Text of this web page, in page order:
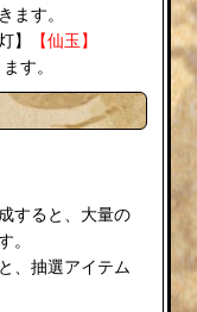
ます。
】
【仙玉】
す。
すると、大量の
。
、抽選アイテム